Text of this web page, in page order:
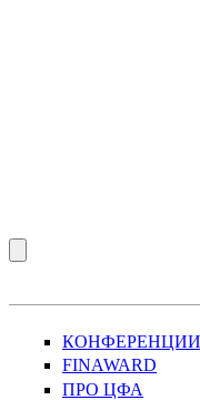
КОНФЕРЕНЦИИ
FINAWARD
ПРО ЦФА